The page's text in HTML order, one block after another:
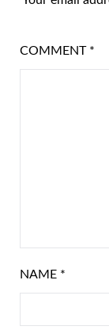
COMMENT *
NAME *